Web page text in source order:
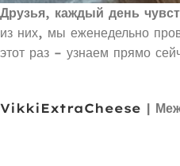
Друзья, каждый день
из них, мы еженедельно
этот раз – узнаем прямо
VikkiExtraCheese |